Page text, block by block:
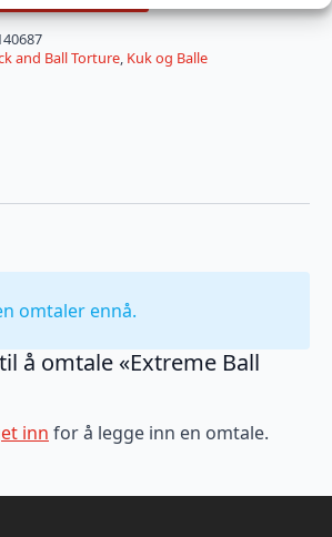
and Ball Torture, Kuk og Balle
omtaler ennå.
å omtale «Extreme Ball
inn for å legge inn en omtale.